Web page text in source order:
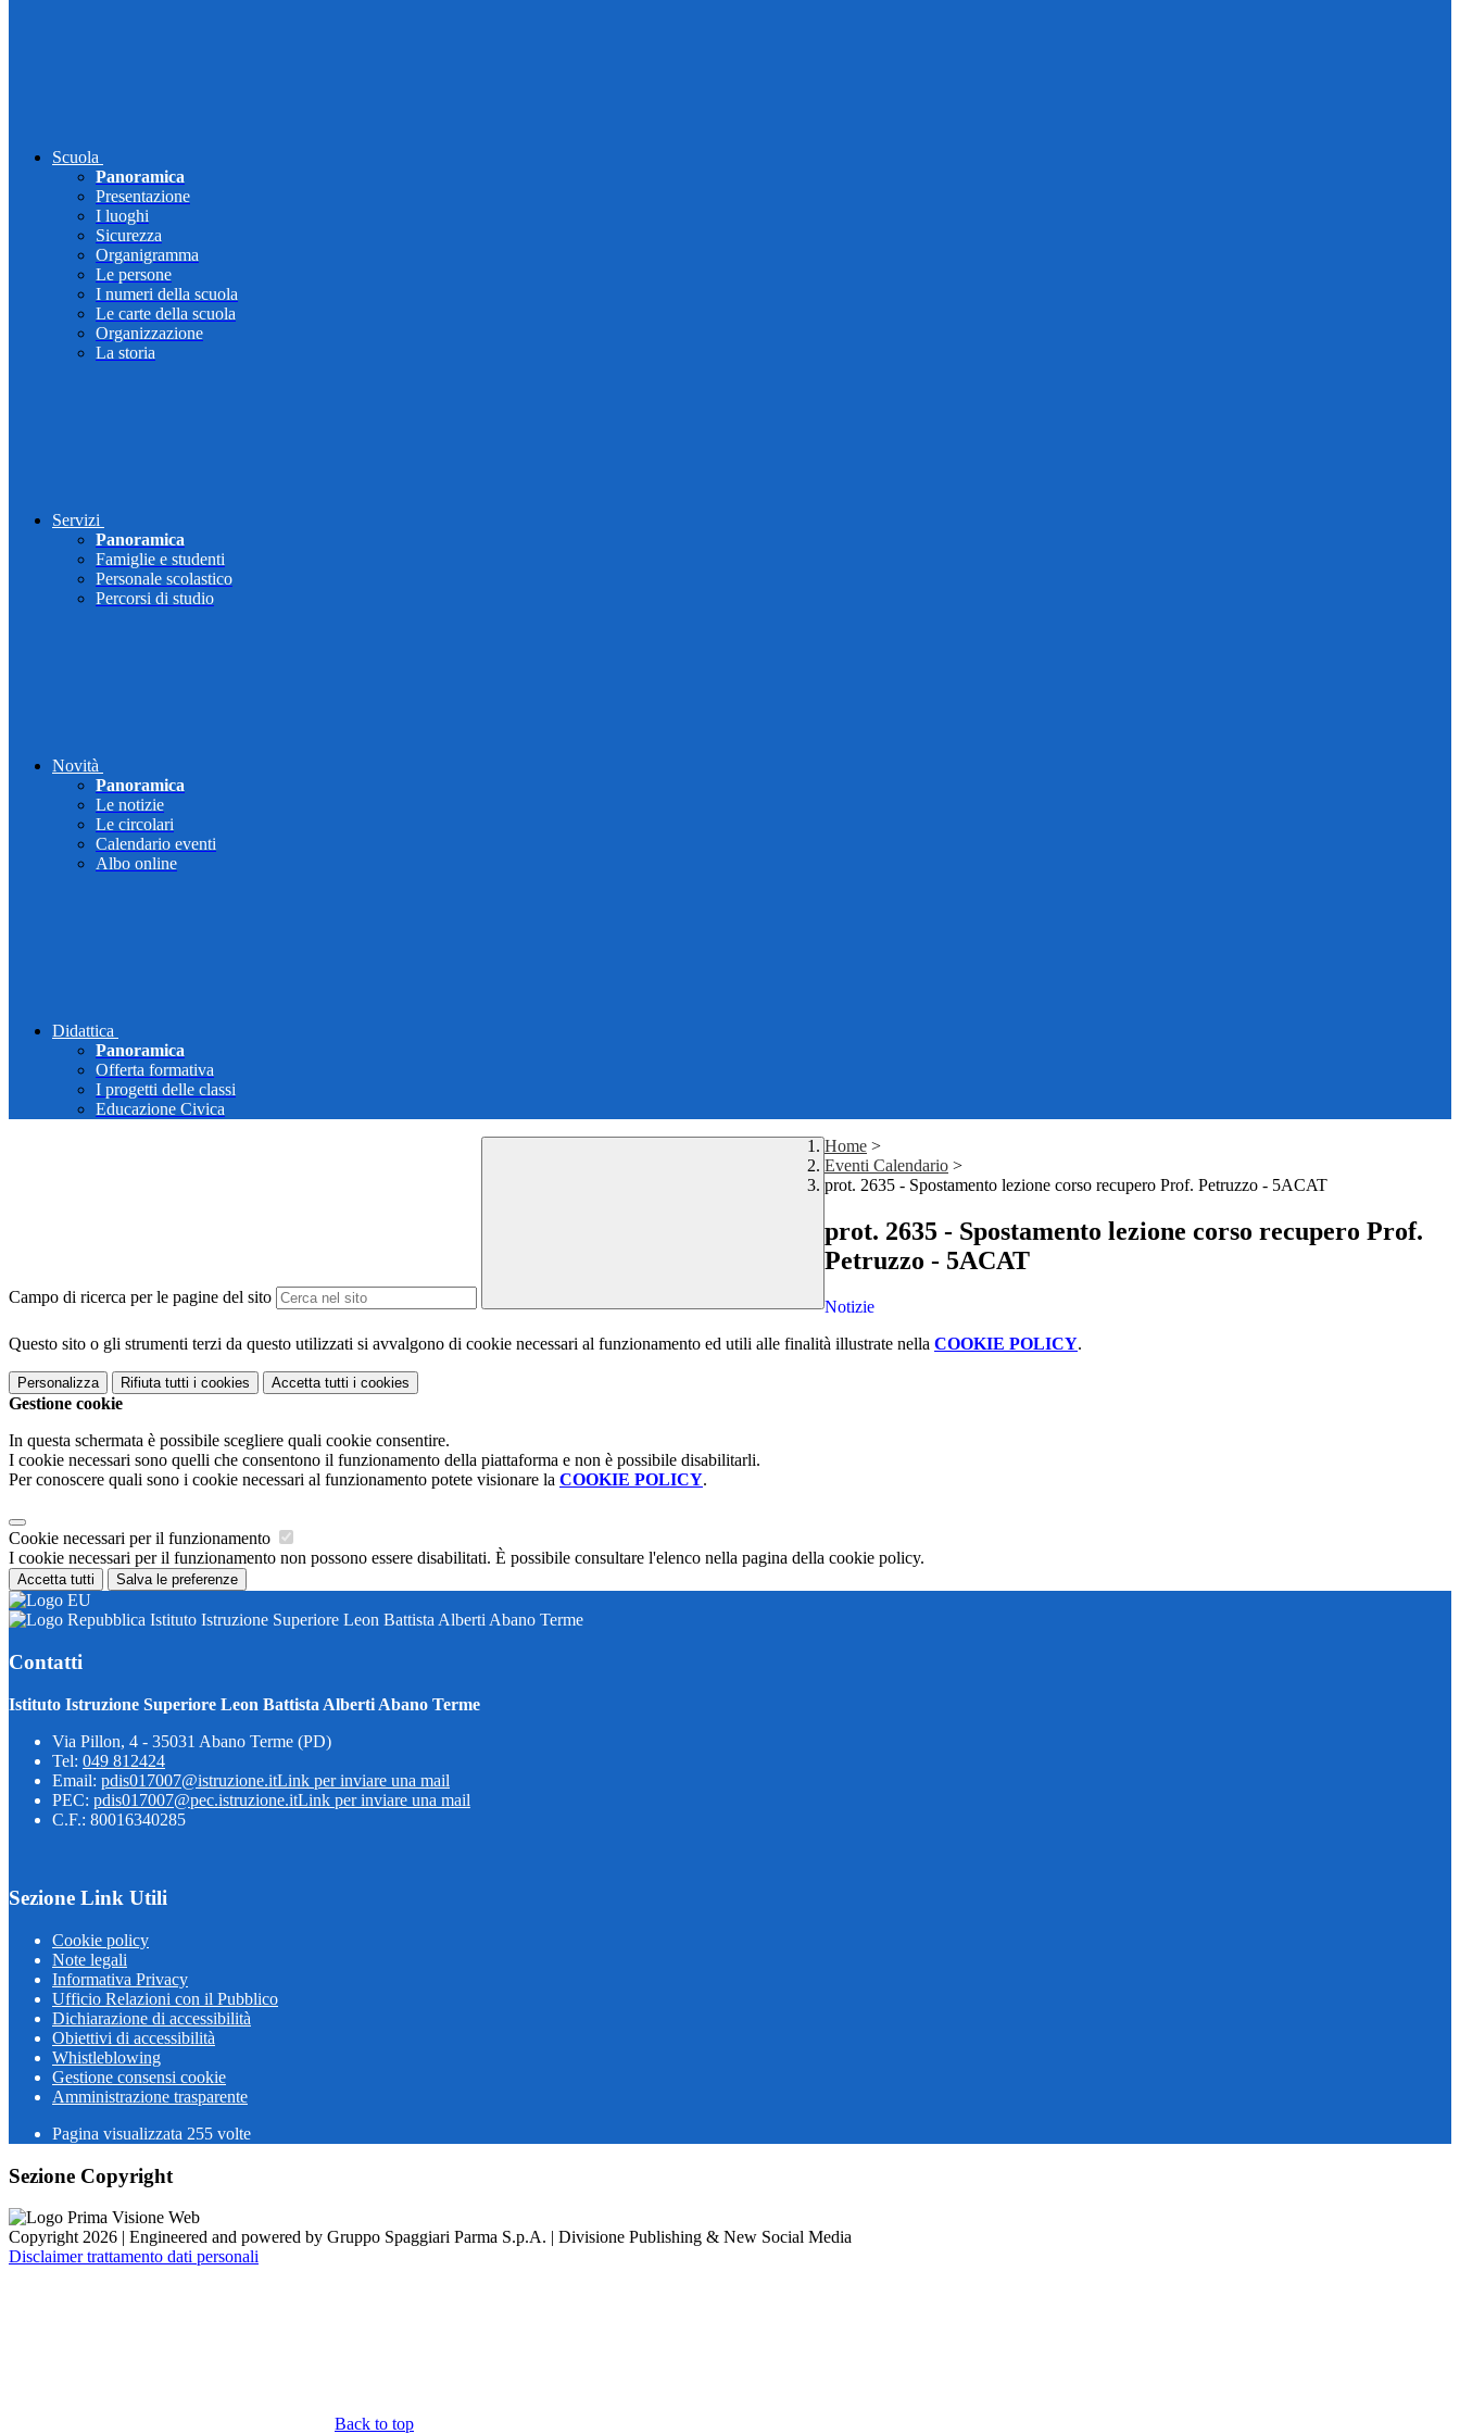
Scuola
Panoramica
Presentazione
I luoghi
Sicurezza
Organigramma
Le persone
I numeri della scuola
Le carte della scuola
Organizzazione
La storia
Servizi
Panoramica
Famiglie e studenti
Personale scolastico
Percorsi di studio
Novità
Panoramica
Le notizie
Le circolari
Calendario eventi
Albo online
Didattica
Panoramica
Offerta formativa
I progetti delle classi
Educazione Civica
Campo di ricerca per le pagine del sito
Home >
Eventi Calendario >
prot. 2635 - Spostamento lezione corso recupero Prof. Petruzzo - 5ACAT
prot. 2635 - Spostamento lezione corso recupero Prof.
Petruzzo - 5ACAT
Notizie
Questo sito o gli strumenti terzi da questo utilizzati si avvalgono di cookie necessari al funzionamento ed utili alle finalità illustrate nella COOKIE POLICY.
Personalizza Rifiuta tutti i cookies Accetta tutti i cookies
Gestione cookie
In questa schermata è possibile scegliere quali cookie consentire.
I cookie necessari sono quelli che consentono il funzionamento della piattaforma e non è possibile disabilitarli.
Per conoscere quali sono i cookie necessari al funzionamento potete visionare la COOKIE POLICY.
Cookie necessari per il funzionamento
I cookie necessari per il funzionamento non possono essere disabilitati. È possibile consultare l'elenco nella pagina della cookie policy.
Accetta tutti Salva le preferenze
Istituto Istruzione Superiore Leon Battista Alberti Abano Terme
Contatti
Istituto Istruzione Superiore Leon Battista Alberti Abano Terme
Via Pillon, 4 - 35031 Abano Terme (PD)
Tel: 049 812424
Email: pdis017007@istruzione.itLink per inviare una mail
PEC: pdis017007@pec.istruzione.itLink per inviare una mail
C.F.: 80016340285
Sezione Link Utili
Cookie policy
Note legali
Informativa Privacy
Ufficio Relazioni con il Pubblico
Dichiarazione di accessibilità
Obiettivi di accessibilità
Whistleblowing
Gestione consensi cookie
Amministrazione trasparente
Pagina visualizzata 255 volte
Sezione Copyright
Copyright 2026 | Engineered and powered by Gruppo Spaggiari Parma S.p.A. | Divisione Publishing & New Social Media
Disclaimer trattamento dati personali
Back to top